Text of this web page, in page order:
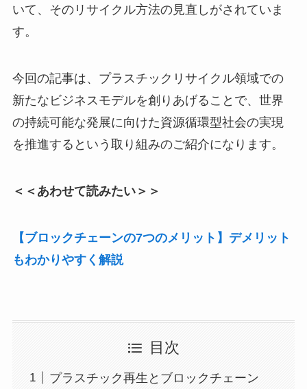
いて、そのリサイクル方法の見直しがされていま
す。
今回の記事は、プラスチックリサイクル領域での
新たなビジネスモデルを創りあげることで、世界
の持続可能な発展に向けた資源循環型社会の実現
を推進するという取り組みのご紹介になります。
＜＜あわせて読みたい＞＞
【ブロックチェーンの7つのメリット】デメリット
もわかりやすく解説
目次
プラスチック再生とブロックチェーン